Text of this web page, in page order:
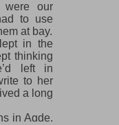
were our
to use
at bay.
in the
thinking
left in
to her
a long
in Agde.